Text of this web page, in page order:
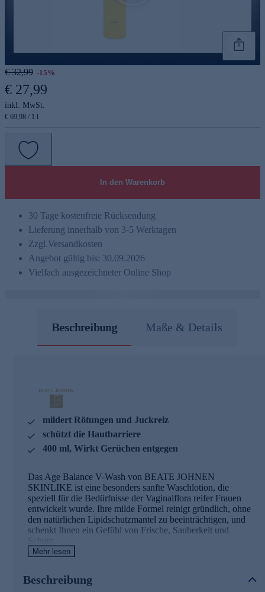
€ 32,99 -15%
€ 27,99
inkl. MwSt.
€ 69,98 / 1 l
In den Warenkorb
30 Tage kostenfreie Rücksendung
Lieferung innerhalb von 3-5 Werktagen
Zzgl.Versandkosten
Angebot gültig bis: 30.09.2026
Vielfach ausgezeichneter Online Shop
Beschreibung Maße & Details
mildert Rötungen und Juckreiz
schützt die Hautbarriere
400 ml, Wirkt Gerüchen entgegen
Das Age Balance V-Wash von BEATE JOHNEN
SKINLIKE ist eine besonders sanfte Waschlotion, die
speziell für die Bedürfnisse der Vaginalflora reifer Frauen
entwickelt wurde. Ihre milde Formel reinigt gründlich, ohne
den natürlichen Lipidschutzmantel zu beeinträchtigen, und
schenkt Ihnen ein Gefühl von Frische, Sauberkeit und
Hautirritationen, Juckreiz und Rötungen werden spürbar
Mehr lesen
Beschreibung